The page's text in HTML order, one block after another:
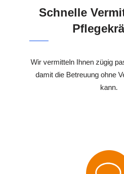
Schnelle
Wir vermitteln Ihnen zügig
damit die Betreuung ohne
kann.